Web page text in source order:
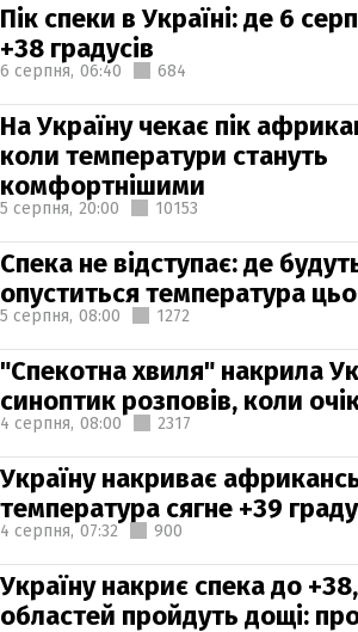
Пік спеки в Україні: де 6
+38 градусів
6 серпня, 06:40 684
На Україну чекає пік
коли температури стануть
комфортнішими
5 серпня, 20:00 10153
Спека не відступає: де
опуститься температура
5 серпня, 08:00 1272
"Спекотна хвиля" накрила
синоптик розповів, коли
4 серпня, 08:00 2317
Україну накриває
температура сягне +39
4 серпня, 07:32 900
Україну накриє спека до
областей пройдуть дощі: